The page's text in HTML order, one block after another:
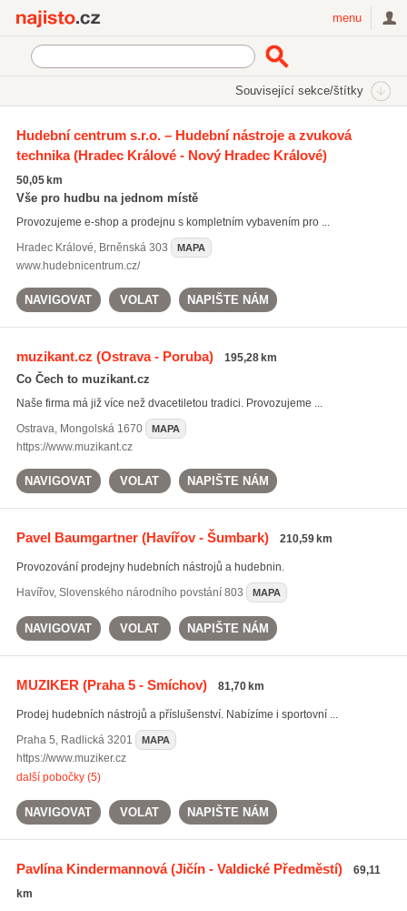
menu
Související sekce/štítky
akustické kytary(157)
elektrické kytary
mikrofony
(163)
Všechny související štítky
Hudební centrum s.r.o. – Hudební nástroje a zvuková
technika(Hradec Králové - Nový Hradec Králové)
50,05 km
Vše pro hudbu na jednom místě
Provozujeme e-shop a prodejnu s kompletním vybavením pro ...
Hradec Králové, Brněnská 303 MAPA
www.hudebnicentrum.cz/
NAVIGOVAT VOLAT NAPIŠTE NÁM
muzikant.cz (Ostrava - Poruba) 195,28 km
Co Čech to muzikant.cz
Naše firma má již více než dvacetiletou tradici. Provozujeme ...
Ostrava, Mongolská 1670 MAPA
https://www.muzikant.cz
NAVIGOVAT VOLAT NAPIŠTE NÁM
Pavel Baumgartner(Havířov - Šumbark) 210,59 km
Provozování prodejny hudebních nástrojů a hudebnin.
Havířov, Slovenského národního povstání 803 MAPA
NAVIGOVAT VOLAT NAPIŠTE NÁM
MUZIKER (Praha 5 - Smíchov) 81,70 km
Prodej hudebních nástrojů a příslušenství. Nabízíme i sportovní ...
Praha 5, Radlická 3201 MAPA
https://www.muziker.cz
další pobočky (5)
NAVIGOVAT VOLAT NAPIŠTE NÁM
Pavlína Kindermannová(Jičín - Valdické Předměstí)
69,11
km